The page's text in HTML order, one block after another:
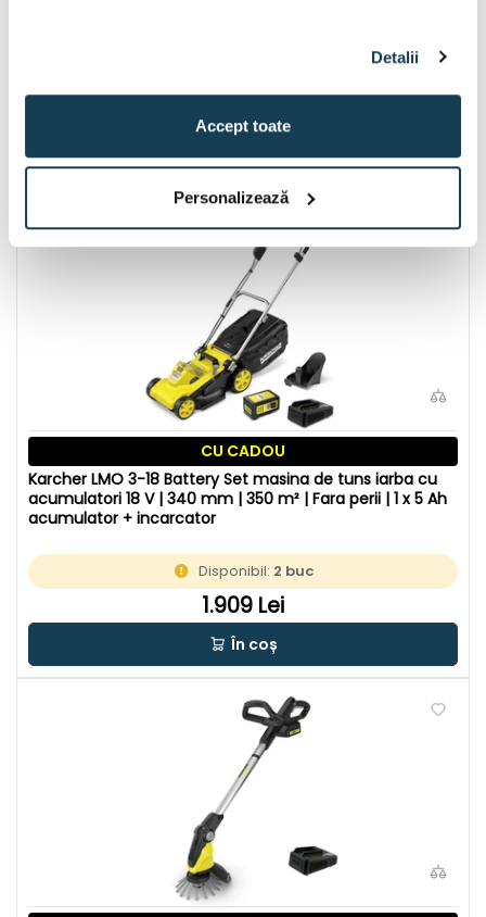
Detalii
Accept toate
Personalizează
Disponibil:1 buc
1.989 Lei
În coș
CU CADOU
Karcher LMO 3-18 Battery Set masina de tuns iarba cu
acumulatori 18 V | 340 mm | 350 m² | Fara perii | 1 x 5 Ah
acumulator + incarcator
Disponibil: 2 buc
1.909 Lei
În coș